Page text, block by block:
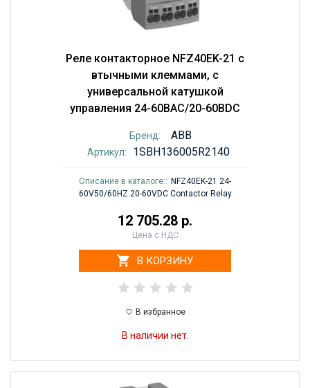
Реле контакторное NFZ40EK-21 с
втычными клеммами, с
универсальной катушкой
управления 24-60BAC/20-60BDC
Бренд: ABB
Артикул: 1SBH136005R2140
Описание в каталоге:: NFZ40EK-21 24-
60V50/60HZ 20-60VDC Contactor Relay
12 705.28 р.
Цена с НДС
В КОРЗИНУ
В избранное
В наличии нет.